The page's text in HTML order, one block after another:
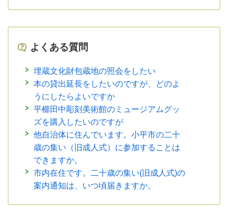
よくある質問
埋蔵文化財包蔵地の照会をしたい
本の貸出延長をしたいのですが、どのよ
うにしたらよいですか
平櫛田中彫刻美術館のミュージアムグッ
ズを購入したいのですが
他自治体に住んでいます。小平市の二十
歳の集い（旧成人式）に参加することは
できますか。
市内在住です。二十歳の集い(旧成人式)の
案内通知は、いつ頃届きますか。